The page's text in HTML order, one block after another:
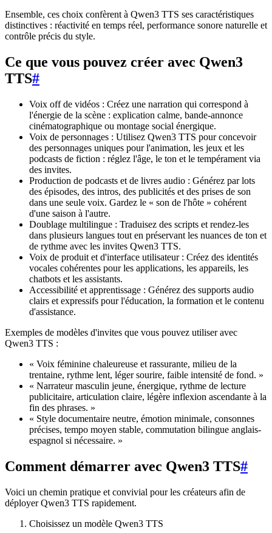
Ensemble, ces choix confèrent à Qwen3 TTS ses caractéristiques
distinctives : réactivité en temps réel, performance sonore naturelle et
contrôle précis du style.
Ce que vous pouvez créer avec Qwen3
TTS#
Voix off de vidéos : Créez une narration qui correspond à
l'énergie de la scène : explication calme, bande-annonce
cinématographique ou montage social énergique.
Voix de personnages : Utilisez Qwen3 TTS pour concevoir
des personnages uniques pour l'animation, les jeux et les
podcasts de fiction : réglez l'âge, le ton et le tempérament via
des invites.
Production de podcasts et de livres audio : Générez par lots
des épisodes, des intros, des publicités et des prises de son
dans une seule voix. Gardez le « son de l'hôte » cohérent
d'une saison à l'autre.
Doublage multilingue : Traduisez des scripts et rendez-les
dans plusieurs langues tout en préservant les nuances de ton et
de rythme avec les invites Qwen3 TTS.
Voix de produit et d'interface utilisateur : Créez des identités
vocales cohérentes pour les applications, les appareils, les
chatbots et les assistants.
Accessibilité et apprentissage : Générez des supports audio
clairs et expressifs pour l'éducation, la formation et le contenu
d'assistance.
Exemples de modèles d'invites que vous pouvez utiliser avec
Qwen3 TTS :
« Voix féminine chaleureuse et rassurante, milieu de la
trentaine, rythme lent, léger sourire, faible intensité de fond. »
« Narrateur masculin jeune, énergique, rythme de lecture
publicitaire, articulation claire, légère inflexion ascendante à la
fin des phrases. »
« Style documentaire neutre, émotion minimale, consonnes
précises, tempo moyen stable, commutation bilingue anglais-
espagnol si nécessaire. »
Comment démarrer avec Qwen3 TTS#
Voici un chemin pratique et convivial pour les créateurs afin de
déployer Qwen3 TTS rapidement.
Choisissez un modèle Qwen3 TTS